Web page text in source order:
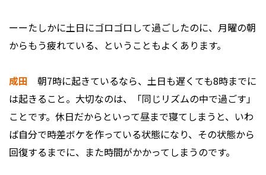
ーーたしかに土日にゴロゴロして過ごしたのに、月曜の朝
からもう疲れている、ということもよくあります。
成田 朝7時に起きているなら、土日も遅くても8時までに
は起きること。大切なのは、「同じリズムの中で過ごす」
ことです。休日だからといって昼まで寝てしまうと、いわ
ば自分で時差ボケを作っている状態になり、その状態から
回復するまでに、また時間がかかってしまうのです。